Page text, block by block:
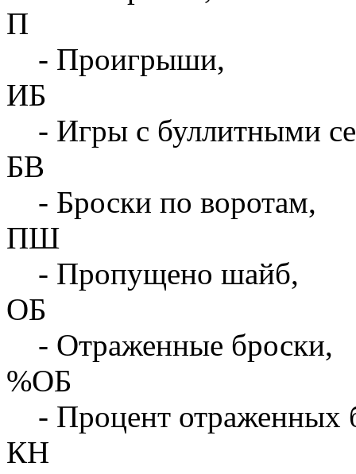
П
- Проигрыши,
ИБ
- Игры с буллитными
БВ
- Броски по воротам,
ПШ
- Пропущено шайб,
ОБ
- Отраженные броски,
%ОБ
- Процент отраженных
КН